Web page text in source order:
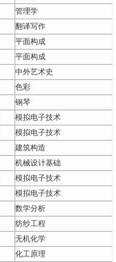
管理学
翻译写作
平面构成
平面构成
中外艺术史
色彩
钢琴
模拟电子技术
模拟电子技术
建筑构造
机械设计基础
模拟电子技术
模拟电子技术
数学分析
纺纱工程
无机化学
化工原理